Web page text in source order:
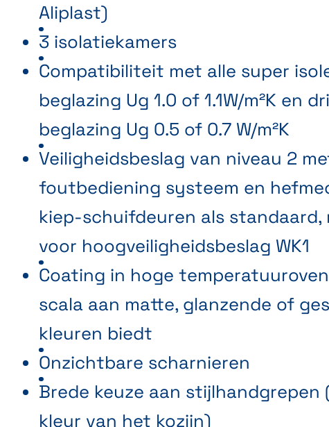
Aliplast)
3 isolatiekamers
Compatibiliteit met alle super
beglazing Ug 1.0 of 1.1W/m²K en
beglazing Ug 0.5 of 0.7 W/m²K
Veiligheidsbeslag van niveau 2
foutbediening systeem en
kiep-schuifdeuren als standaard,
voor hoogveiligheidsbeslag WK1
Coating in hoge
scala aan matte, glanzende of
kleuren biedt
Onzichtbare scharnieren
Brede keuze aan stijlhandgrepen
kleur van het kozijn)